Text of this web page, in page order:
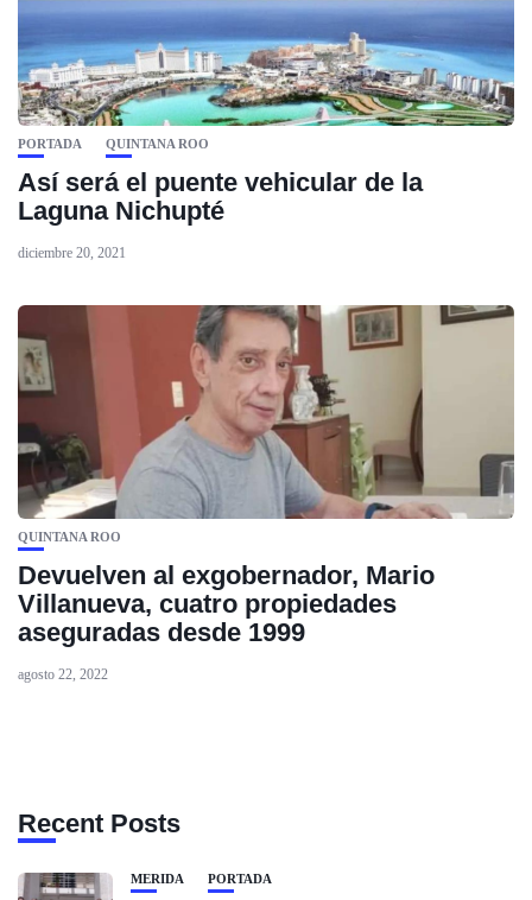
PORTADA QUINTANA ROO
Así será el puente vehicular de la
Laguna Nichupté
diciembre 20, 2021
QUINTANA ROO
Devuelven al exgobernador, Mario
Villanueva, cuatro propiedades
aseguradas desde 1999
agosto 22, 2022
Recent Posts
MÉRIDA PORTADA